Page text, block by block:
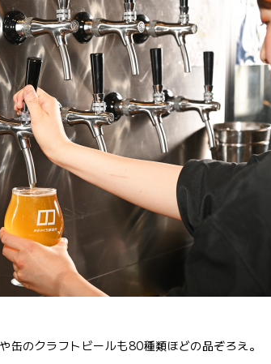
缶のクラフトビールも80種類ほどの品ぞろえ。